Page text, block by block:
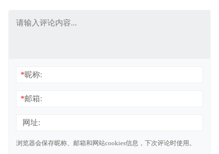
*昵称:
*邮箱:
网址:
浏览器会保存昵称、邮箱和网站cookies信息，下次评论时使用。